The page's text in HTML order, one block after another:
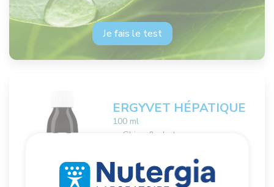
Je fais le test
ERGYVET HÉPATIQUE
100 ml
Chien & chat
16,90 €